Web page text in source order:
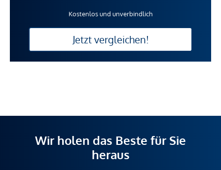
Kostenlos und unverbindlich
Jetzt vergleichen!
Wir holen das Beste für Sie
heraus